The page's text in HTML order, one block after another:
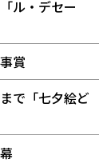
ル・デセー
賞
で「七夕絵ど